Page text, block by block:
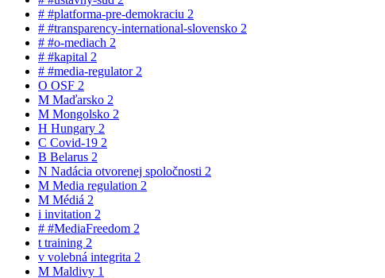
# #platforma-pre-demokraciu 2
# #transparency-international-slovensko 2
# #o-mediach 2
# #kapital 2
# #media-regulator 2
O OSF 2
M Maďarsko 2
M Mongolsko 2
H Hungary 2
C Covid-19 2
B Belarus 2
N Nadácia otvorenej spoločnosti 2
M Media regulation 2
M Médiá 2
i invitation 2
# #MediaFreedom 2
t training 2
v volebná integrita 2
M Maldivy 1